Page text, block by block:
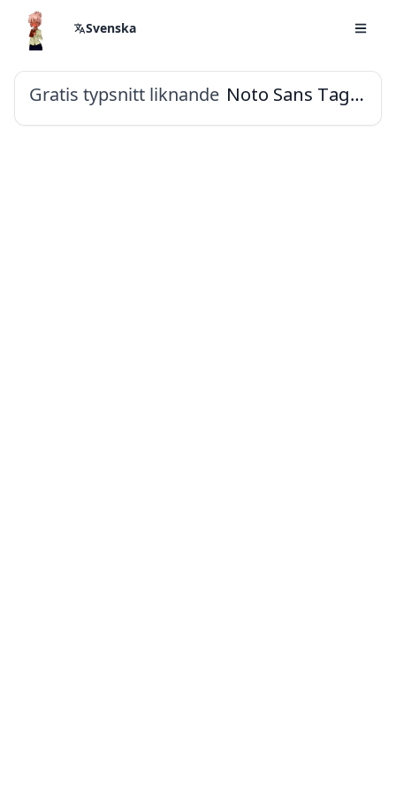
Svenska
Gratis typsnitt liknande Noto Sans Tagbanwa